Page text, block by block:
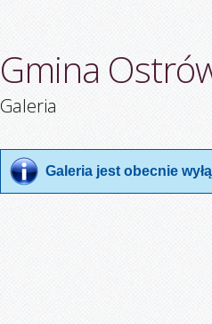
Gmina
Galeria
Galeria jest obecnie